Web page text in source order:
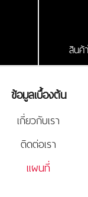
สินค้
ข้อมูลเบื้องต้น
เกี่ยวกับเรา
ติดต่อเรา
แผนที่